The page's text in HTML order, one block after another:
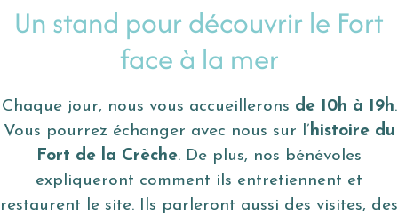
Un stand pour découvrir le Fort
face à la mer
Chaque jour, nous vous accueillerons de 10h à 19h.
Vous pourrez échanger avec nous sur l’ histoire du
Fort de la Crèche. De plus, nos bénévoles
expliqueront comment ils entretiennent et
restaurent le site. Ils parleront aussi des visites, des